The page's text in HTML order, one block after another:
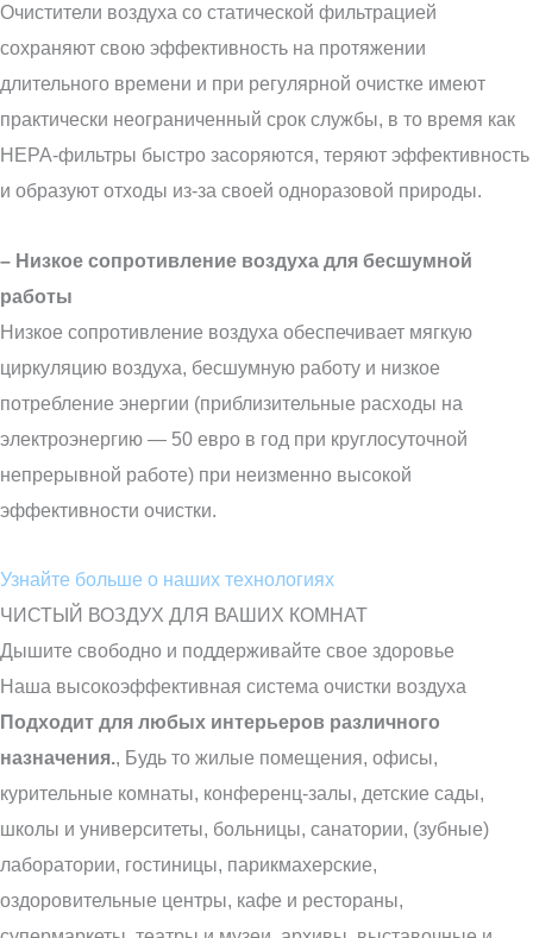
Очистители воздуха со статической фильтрацией
сохраняют свою эффективность на протяжении
длительного времени и при регулярной очистке имеют
практически неограниченный срок службы, в то время как
HEPA-фильтры быстро засоряются, теряют эффективность
и образуют отходы из-за своей одноразовой природы.
– Низкое сопротивление воздуха для бесшумной
работы
Низкое сопротивление воздуха обеспечивает мягкую
циркуляцию воздуха, бесшумную работу и низкое
потребление энергии (приблизительные расходы на
электроэнергию — 50 евро в год при круглосуточной
непрерывной работе) при неизменно высокой
эффективности очистки.
Узнайте больше о наших технологиях
ЧИСТЫЙ ВОЗДУХ ДЛЯ ВАШИХ КОМНАТ
Дышите свободно и поддерживайте свое здоровье
Наша высокоэффективная система очистки воздуха
Подходит для любых интерьеров различного
назначения., Будь то жилые помещения, офисы,
курительные комнаты, конференц-залы, детские сады,
школы и университеты, больницы, санатории, (зубные)
лаборатории, гостиницы, парикмахерские,
оздоровительные центры, кафе и рестораны,